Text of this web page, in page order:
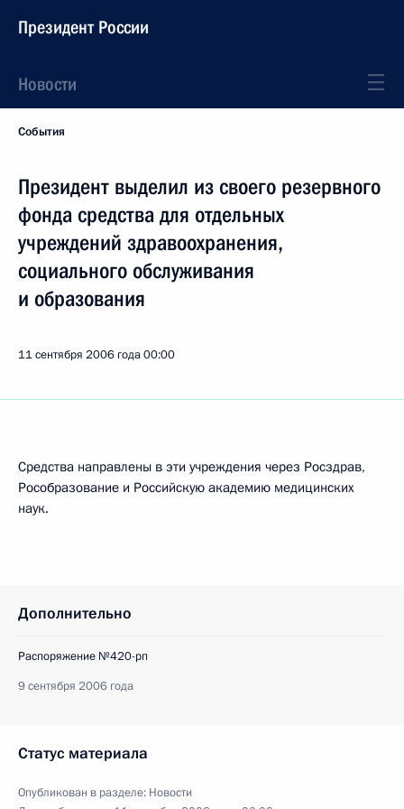
Президент России
Новости
События
Президент выделил из своего резервного
фонда средства для отдельных
учреждений здравоохранения,
социального обслуживания
и образования
11 сентября 2006 года00:00
Средства направлены в эти учреждения через Росздрав,
Рособразование и Российскую академию медицинских
наук.
Дополнительно
Распоряжение №420-рп
9 сентября 2006 года
Статус материала
Опубликован в разделе: Новости